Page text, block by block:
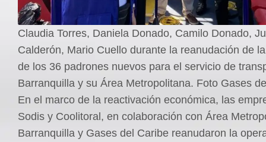
Claudia Torres, Daniela Donado, Camilo Donado,
Calderón, Mario Cuello durante la reanudación de
de los 36 padrones nuevos para el servicio de
Barranquilla y su Área Metropolitana. Foto Gases
En el marco de la reactivación económica, las
Sodis y Coolitoral, en colaboración con Área
Barranquilla y Gases del Caribe reanudaron la